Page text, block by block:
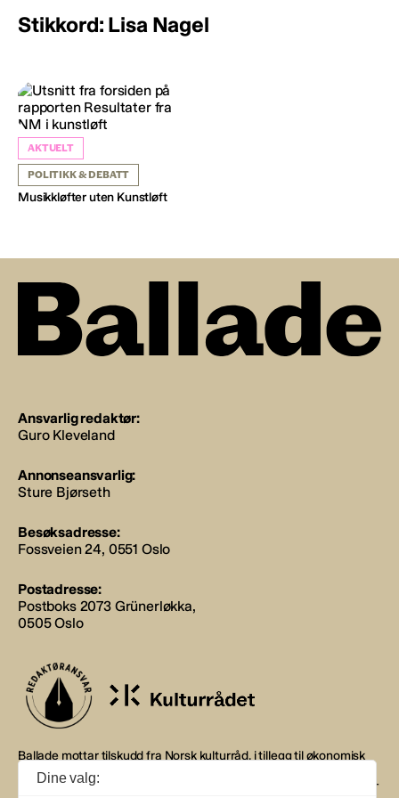
Stikkord: Lisa Nagel
AKTUELT
POLITIKK & DEBATT
Musikkløfter uten Kunstløft
Ansvarlig redaktør:
Guro Kleveland
Annonseansvarlig:
Sture Bjørseth
Besøksadresse:
Fossveien 24, 0551 Oslo
Postadresse:
Postboks 2073 Grünerløkka,
0505 Oslo
Ballade mottar tilskudd fra Norsk kulturråd, i tillegg til økonomisk
støtte fra eierne NOPA, Norsk komponistforening og
Musikkforleggerne. Ballade drives etter Redaktør- og Vær Varsom-
Dine valg: